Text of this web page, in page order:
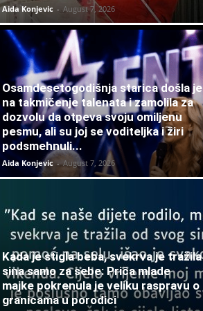
Aida Konjevic - August 7, 2026
Osamdesetogodišnja starica došla je
na takmičenje talenata i zamolila za
dozvolu da otpeva svoju omiljenu
pesmu, ali su joj se voditeljka i žiri
podsmehnuli...
Aida Konjevic - August 7, 2026
Kada je stigla beba, svekrva je tražila
sina samo za sebe: Priča mlade
majke pokrenula je veliku raspravu o
granicama u porodici